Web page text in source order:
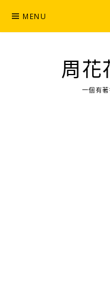
content
MENU
周花
一個有